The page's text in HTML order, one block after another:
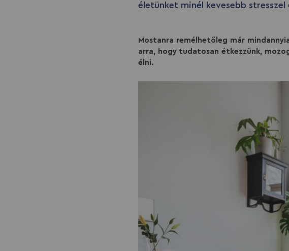
életünket minél kevesebb stresszel
Mostanra remélhetőleg már
arra, hogy tudatosan étkezzünk,
élni.